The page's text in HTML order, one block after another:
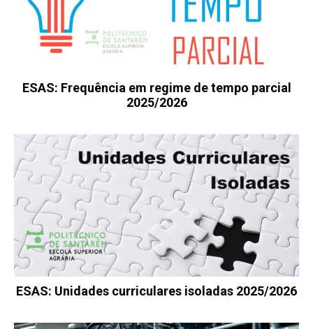
ESAS: Frequência em regime de tempo parcial
2025/2026
ESAS: Unidades curriculares isoladas 2025/2026